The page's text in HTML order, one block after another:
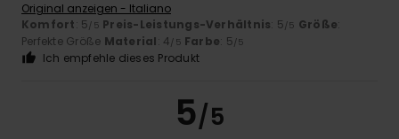
Original anzeigen - Italiano
Komfort: 5/5 Preis-Leistungs-Verhältnis: 5/5 Größe:
Perfekte Größe Material: 4/5 Farbe: 5/5
Ich empfehle dieses Produkt
5/5